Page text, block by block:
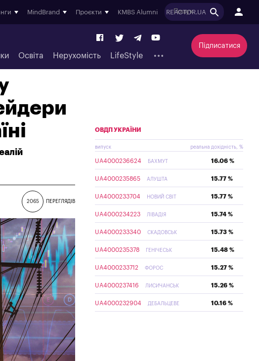
MindBrand Проєкти KMBS Alumni REACTOR.UA
Освіта Нерухомість LifeStyle
Підписатися
2065 ПЕРЕГЛЯДІВ
ОВДП УКРАЇНИ
випуск реальна дохідність, %
UA4000236624 БАХМУТ 16.06 %
UA4000235865 АЛУШТА 15.77 %
UA4000233704 НОВИЙ СВІТ 15.77 %
UA4000234223 ЛІВАДІЯ 15.74 %
UA4000233340 СКАДОВСЬК 15.73 %
UA4000235378 ГЕНІЧЕСЬК 15.48 %
UA4000233712 ФОРОС 15.27 %
UA4000237416 ЛИСИЧАНСЬК 15.26 %
UA4000232904 ДЕБАЛЬЦЕВЕ 10.16 %